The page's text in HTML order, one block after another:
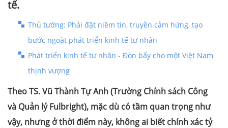
tế.
Thủ tướng: Phải đặt niềm tin, truyền cảm hứng, tạo
bước ngoặt phát triển kinh tế tư nhân
Phát triển kinh tế tư nhân - Đòn bẩy cho một Việt Nam
thịnh vượng
Theo TS. Vũ Thành Tự Anh (Trường Chính sách Công
và Quản lý Fulbright), mặc dù có tầm quan trọng như
vậy, nhưng ở thời điểm này, không ai biết chính xác tỷ